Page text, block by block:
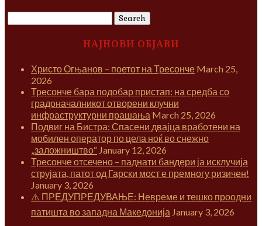
for:
НАЈНОВИ ОБЈАВИ
Христо Огњанов – поетот на Тресонче March 25,
2026
Тресонче бара подобар пристап: на средба со
градоначалникот отворени клучни
инфраструктурни прашања March 25, 2026
Подвиг на Бистра: Спасени двајца вработени на
мобилен оператор по цела ноќ во снежно
„заложништво“ January 12, 2026
Тресонче отсечено – паднати бандери ја исклучија
струјата, патот од Гарски мост е премногу ризичен!
January 3, 2026
⚠️ ПРЕДУПРЕДУВАЊЕ: Невреме и тешко проодни
патишта во западна Македонија January 3, 2026